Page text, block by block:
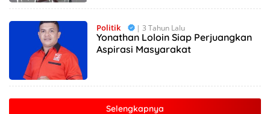
Politik | 3 Tahun Lalu
Yonathan Loloin Siap Perjuangkan
Aspirasi Masyarakat
Selengkapnya